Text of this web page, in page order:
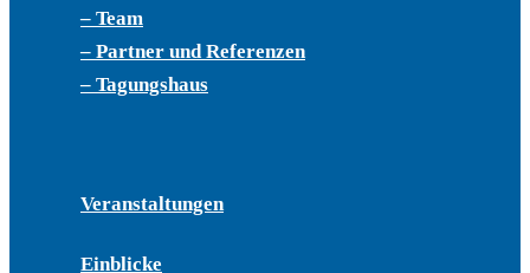
– Team
– Partner und Referenzen
– Tagungshaus
Veranstaltungen
Einblicke